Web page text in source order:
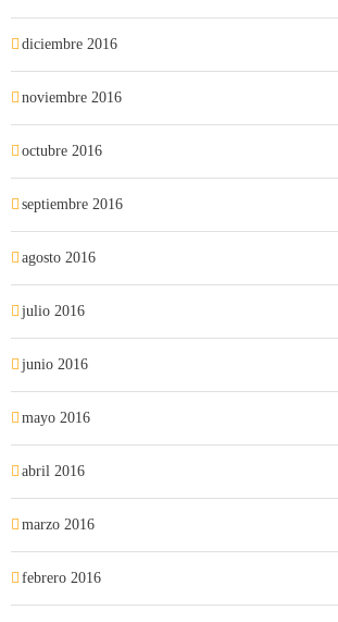
diciembre 2016
noviembre 2016
octubre 2016
septiembre 2016
agosto 2016
julio 2016
junio 2016
mayo 2016
abril 2016
marzo 2016
febrero 2016